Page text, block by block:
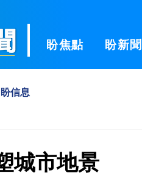
盼焦點 盼新聞
盼信息
城市地景